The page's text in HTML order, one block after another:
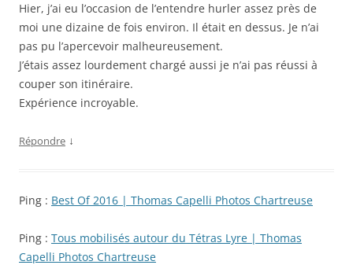
Hier, j’ai eu l’occasion de l’entendre hurler assez près de
moi une dizaine de fois environ. Il était en dessus. Je n’ai
pas pu l’apercevoir malheureusement.
J’étais assez lourdement chargé aussi je n’ai pas réussi à
couper son itinéraire.
Expérience incroyable.
Répondre ↓
Ping : Best Of 2016 | Thomas Capelli Photos Chartreuse
Ping : Tous mobilisés autour du Tétras Lyre | Thomas
Capelli Photos Chartreuse